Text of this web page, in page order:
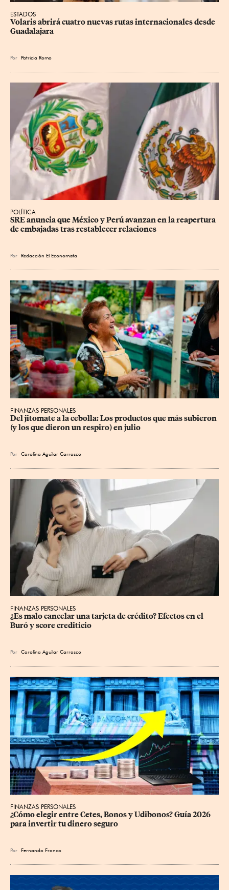
ESTADOS
Volaris abrirá cuatro nuevas rutas internacionales desde
Guadalajara
Por Patricia Romo
POLÍTICA
SRE anuncia que México y Perú avanzan en la reapertura
de embajadas tras restablecer relaciones
Por Redacción El Economista
FINANZAS PERSONALES
Del jitomate a la cebolla: Los productos que más subieron
(y los que dieron un respiro) en julio
Por Carolina Aguilar Carrasco
FINANZAS PERSONALES
¿Es malo cancelar una tarjeta de crédito? Efectos en el
Buró y score crediticio
Por Carolina Aguilar Carrasco
FINANZAS PERSONALES
¿Cómo elegir entre Cetes, Bonos y Udibonos? Guía 2026
para invertir tu dinero seguro
Por Fernando Franco